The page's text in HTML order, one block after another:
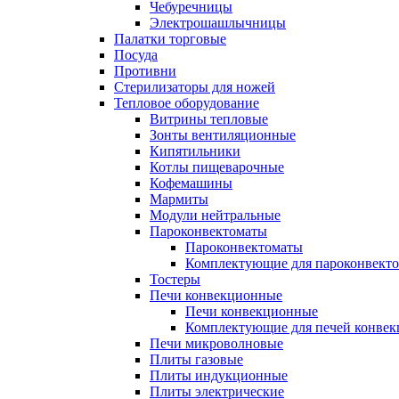
Чебуречницы
Электрошашлычницы
Палатки торговые
Посуда
Противни
Стерилизаторы для ножей
Тепловое оборудование
Витрины тепловые
Зонты вентиляционные
Кипятильники
Котлы пищеварочные
Кофемашины
Мармиты
Модули нейтральные
Пароконвектоматы
Пароконвектоматы
Комплектующие для
Тостеры
Печи конвекционные
Печи конвекционные
Комплектующие для печей
Печи микроволновые
Плиты газовые
Плиты индукционные
Плиты электрические